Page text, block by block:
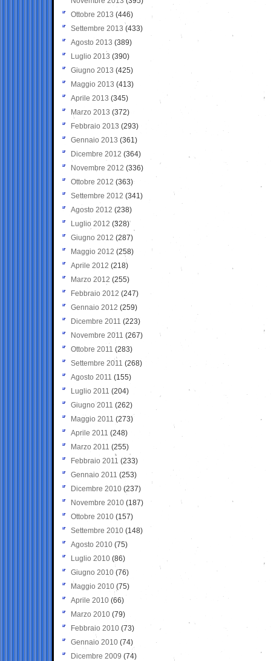
Ottobre 2013 (446)
Settembre 2013 (433)
Agosto 2013 (389)
Luglio 2013 (390)
Giugno 2013 (425)
Maggio 2013 (413)
Aprile 2013 (345)
Marzo 2013 (372)
Febbraio 2013 (293)
Gennaio 2013 (361)
Dicembre 2012 (364)
Novembre 2012 (336)
Ottobre 2012 (363)
Settembre 2012 (341)
Agosto 2012 (238)
Luglio 2012 (328)
Giugno 2012 (287)
Maggio 2012 (258)
Aprile 2012 (218)
Marzo 2012 (255)
Febbraio 2012 (247)
Gennaio 2012 (259)
Dicembre 2011 (223)
Novembre 2011 (267)
Ottobre 2011 (283)
Settembre 2011 (268)
Agosto 2011 (155)
Luglio 2011 (204)
Giugno 2011 (262)
Maggio 2011 (273)
Aprile 2011 (248)
Marzo 2011 (255)
Febbraio 2011 (233)
Gennaio 2011 (253)
Dicembre 2010 (237)
Novembre 2010 (187)
Ottobre 2010 (157)
Settembre 2010 (148)
Agosto 2010 (75)
Luglio 2010 (86)
Giugno 2010 (76)
Maggio 2010 (75)
Aprile 2010 (66)
Marzo 2010 (79)
Febbraio 2010 (73)
Gennaio 2010 (74)
Dicembre 2009 (74)